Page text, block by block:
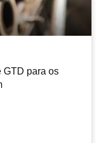
GTD para os